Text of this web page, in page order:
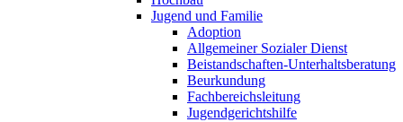
Jugend und Familie
Adoption
Allgemeiner Sozialer Dienst
Beistandschaften-Unterhaltsberatung
Beurkundung
Fachbereichsleitung
Jugendgerichtshilfe